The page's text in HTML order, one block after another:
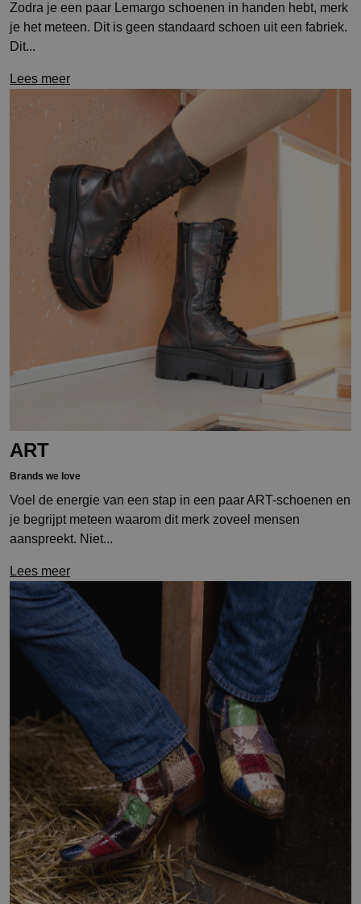
Zodra je een paar Lemargo schoenen in handen hebt, merk
je het meteen. Dit is geen standaard schoen uit een fabriek.
Dit...
Lees meer
ART
Brands we love
Voel de energie van een stap in een paar ART-schoenen en
je begrijpt meteen waarom dit merk zoveel mensen
aanspreekt. Niet...
Lees meer